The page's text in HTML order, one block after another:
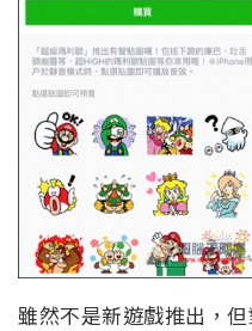
雖然不是新遊戲推出，